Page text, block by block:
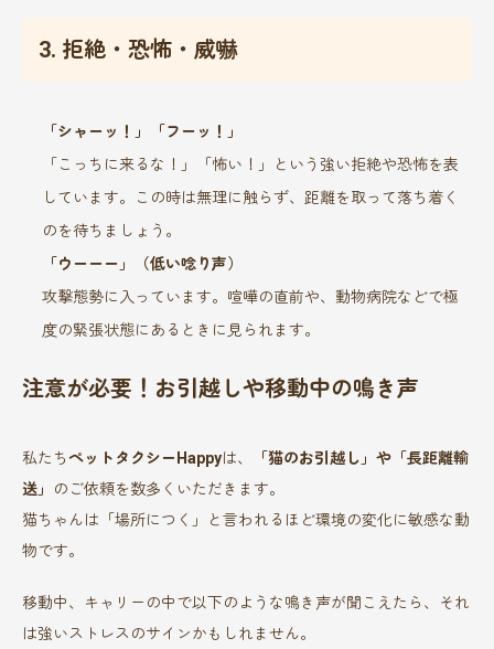
3. 拒絶・恐怖・威嚇
「シャーッ！」「フーッ！」
「こっちに来るな！」「怖い！」という強い拒絶や恐怖を表
しています。この時は無理に触らず、距離を取って落ち着く
のを待ちましょう。
「ウーーー」（低い唸り声）
攻撃態勢に入っています。喧嘩の直前や、動物病院などで極
度の緊張状態にあるときに見られます。
注意が必要！お引越しや移動中の鳴き声
私たちペットタクシーHappyは、
「猫のお引越し」や「長距離輸
送」
のご依頼を数多くいただきます。
猫ちゃんは「場所につく」と言われるほど環境の変化に敏感な動
物です。
移動中、キャリーの中で以下のような鳴き声が聞こえたら、それ
は強いストレスのサインかもしれません。